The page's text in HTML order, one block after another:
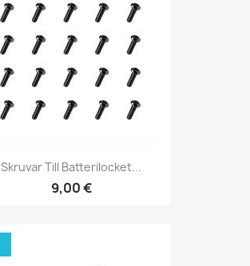
Skruvar Till Batterilocket...
9,00 €